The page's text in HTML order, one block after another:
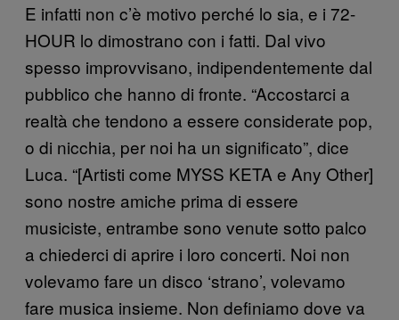
E infatti non c’è motivo perché lo sia, e i 72-
HOUR lo dimostrano con i fatti. Dal vivo
spesso improvvisano, indipendentemente dal
pubblico che hanno di fronte. “Accostarci a
realtà che tendono a essere considerate pop,
o di nicchia, per noi ha un significato”, dice
Luca. “[Artisti come MYSS KETA e Any Other]
sono nostre amiche prima di essere
musiciste, entrambe sono venute sotto palco
a chiederci di aprire i loro concerti. Noi non
volevamo fare un disco ‘strano’, volevamo
fare musica insieme. Non definiamo dove va